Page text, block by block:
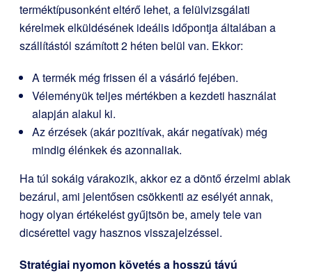
terméktípusonként eltérő lehet, a felülvizsgálati
kérelmek elküldésének ideális időpontja általában a
szállítástól számított 2 héten belül van. Ekkor:
A termék még frissen él a vásárló fejében.
Véleményük teljes mértékben a kezdeti használat
alapján alakul ki.
Az érzések (akár pozitívak, akár negatívak) még
mindig élénkek és azonnaliak.
Ha túl sokáig várakozik, akkor ez a döntő érzelmi ablak
bezárul, ami jelentősen csökkenti az esélyét annak,
hogy olyan értékelést gyűjtsön be, amely tele van
dicsérettel vagy hasznos visszajelzéssel.
Stratégiai nyomon követés a hosszú távú